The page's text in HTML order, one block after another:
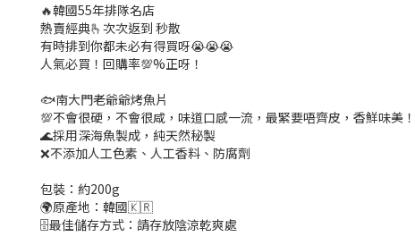
🔥韓國55年排隊名店
熱賣經典🫰次次返到 秒散
有時排到你都未必有得買呀😭😭😭
人氣必買！回購率💯%正呀！
🐟南大門老爺爺烤魚片
💯不會很硬，不會很咸，味道口感一流，最緊要唔齊皮，香鮮味美！
🌊採用深海魚製成，純天然秘製
❌不添加人工色素、人工香料、防腐劑
包裝：約200g
🌍原產地：韓國🇰🇷
🗄最佳儲存方式：請存放陰涼乾爽處